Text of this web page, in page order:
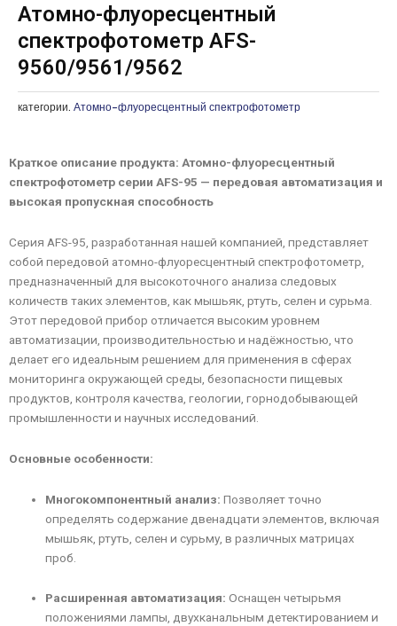
Атомно-флуоресцентный
спектрофотометр AFS-
9560/9561/9562
категории. Атомно-флуоресцентный спектрофотометр
Краткое описание продукта: Атомно-флуоресцентный
спектрофотометр серии AFS-95 — передовая автоматизация и
высокая пропускная способность
Серия AFS-95, разработанная нашей компанией, представляет
собой передовой атомно-флуоресцентный спектрофотометр,
предназначенный для высокоточного анализа следовых
количеств таких элементов, как мышьяк, ртуть, селен и сурьма.
Этот передовой прибор отличается высоким уровнем
автоматизации, производительностью и надёжностью, что
делает его идеальным решением для применения в сферах
мониторинга окружающей среды, безопасности пищевых
продуктов, контроля качества, геологии, горнодобывающей
промышленности и научных исследований.
Основные особенности:
Многокомпонентный анализ: Позволяет точно
определять содержание двенадцати элементов, включая
мышьяк, ртуть, селен и сурьму, в различных матрицах
проб.
Расширенная автоматизация: Оснащен четырьмя
положениями лампы, двухканальным детектированием и